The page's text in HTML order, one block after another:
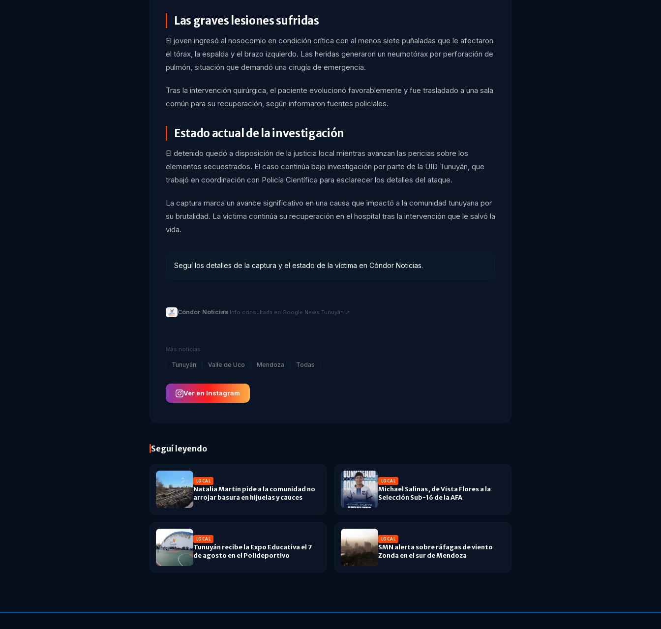
Las graves lesiones sufridas
El joven ingresó al nosocomio en condición crítica con al menos siete puñaladas que le afectaron
el tórax, la espalda y el brazo izquierdo. Las heridas generaron un neumotórax por perforación de
pulmón, situación que demandó una cirugía de emergencia.
Tras la intervención quirúrgica, el paciente evolucionó favorablemente y fue trasladado a una sala
común para su recuperación, según informaron fuentes policiales.
Estado actual de la investigación
El detenido quedó a disposición de la justicia local mientras avanzan las pericias sobre los
elementos secuestrados. El caso continúa bajo investigación por parte de la UID Tunuyán, que
trabajó en coordinación con Policía Científica para esclarecer los detalles del ataque.
La captura marca un avance significativo en una causa que impactó a la comunidad tunuyana por
su brutalidad. La víctima continúa su recuperación en el hospital tras la intervención que le salvó la
vida.
Seguí los detalles de la captura y el estado de la víctima en Cóndor Noticias.
Cóndor Noticias· Info consultada en Google News Tunuyán ↗
Más noticias:
Tunuyán Valle de Uco Mendoza Todas
Ver en Instagram
Seguí leyendo
LOCAL
Natalia Martin pide a la comunidad no
arrojar basura en hijuelas y cauces
LOCAL
Michael Salinas, de Vista Flores a la
Selección Sub-16 de la AFA
LOCAL
Tunuyán recibe la Expo Educativa el 7
de agosto en el Polideportivo
LOCAL
SMN alerta sobre ráfagas de viento
Zonda en el sur de Mendoza